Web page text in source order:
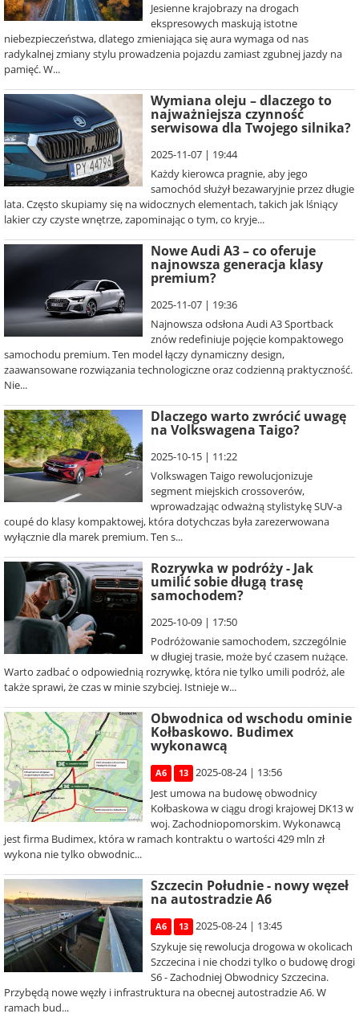
Jesienne krajobrazy na drogach
ekspresowych maskują istotne
niebezpieczeństwa, dlatego zmieniająca się aura wymaga od nas
radykalnej zmiany stylu prowadzenia pojazdu zamiast zgubnej jazdy na
pamięć. W...
Wymiana oleju – dlaczego to
najważniejsza czynność
serwisowa dla Twojego silnika?
2025-11-07 | 19:44
Każdy kierowca pragnie, aby jego
samochód służył bezawaryjnie przez długie
lata. Często skupiamy się na widocznych elementach, takich jak lśniący
lakier czy czyste wnętrze, zapominając o tym, co kryje...
Nowe Audi A3 – co oferuje
najnowsza generacja klasy
premium?
2025-11-07 | 19:36
Najnowsza odsłona Audi A3 Sportback
znów redefiniuje pojęcie kompaktowego
samochodu premium. Ten model łączy dynamiczny design,
zaawansowane rozwiązania technologiczne oraz codzienną praktyczność.
Nie...
Dlaczego warto zwrócić uwagę
na Volkswagena Taigo?
2025-10-15 | 11:22
Volkswagen Taigo rewolucjonizuje
segment miejskich crossoverów,
wprowadzając odważną stylistykę SUV-a
coupé do klasy kompaktowej, która dotychczas była zarezerwowana
wyłącznie dla marek premium. Ten s...
Rozrywka w podróży - Jak
umilić sobie długą trasę
samochodem?
2025-10-09 | 17:50
Podróżowanie samochodem, szczególnie
w długiej trasie, może być czasem nużące.
Warto zadbać o odpowiednią rozrywkę, która nie tylko umili podróż, ale
także sprawi, że czas w minie szybciej. Istnieje w...
Obwodnica od wschodu ominie
Kołbaskowo. Budimex
wykonawcą
A6 13
2025-08-24 | 13:56
Jest umowa na budowę obwodnicy
Kołbaskowa w ciągu drogi krajowej DK13 w
woj. Zachodniopomorskim. Wykonawcą
jest firma Budimex, która w ramach kontraktu o wartości 429 mln zł
wykona nie tylko obwodnic...
Szczecin Południe - nowy węzeł
na autostradzie A6
A6 13
2025-08-24 | 13:45
Szykuje się rewolucja drogowa w okolicach
Szczecina i nie chodzi tylko o budowę drogi
S6 - Zachodniej Obwodnicy Szczecina.
Przybędą nowe węzły i infrastruktura na obecnej autostradzie A6. W
ramach bud...